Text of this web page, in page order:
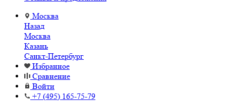
Москва
Назад
Москва
Казань
Санкт-Петербург
Избранное
Сравнение
Войти
+7 (495) 165-75-79